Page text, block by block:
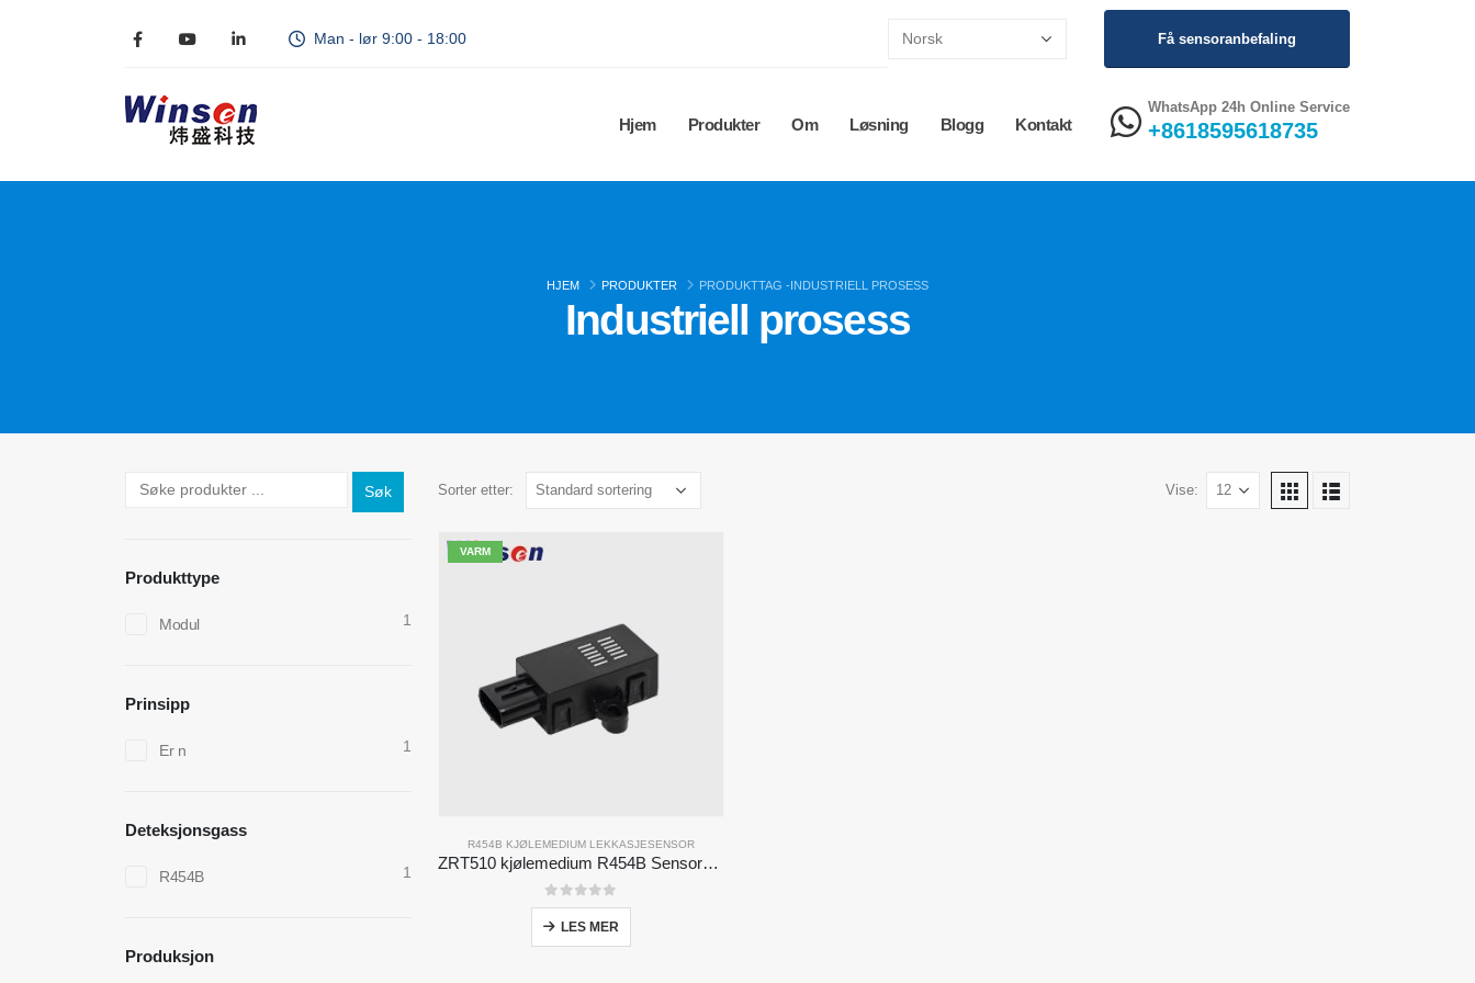
Man - lør 9:00 - 18:00 Få sensoranbefaling
Hjem Produkter Om Løsning Blogg Kontakt
WhatsApp 24h Online Service
+8618595618735
HJEM PRODUKTER PRODUKTTAG -INDUSTRIELL PROSESS
Industriell prosess
Sorter etter: Vise:
VARM
R454B KJØLEMEDIUM LEKKASJESENSOR
ZRT510 kjølemedium R454B Sensormodul-Høyt ytelse NDIR kjølemediumsensor
0av 5
LES MER
Søk
Produkttype
Modul 1
Prinsipp
Er n 1
Deteksjonsgass
R454B 1
Produksjon